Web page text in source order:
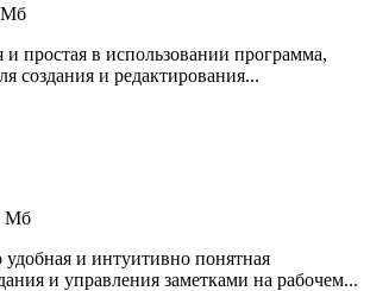
Мб
простая в использовании программа,
создания и редактирования...
Мб
удобная и интуитивно понятная
и управления заметками на рабочем...